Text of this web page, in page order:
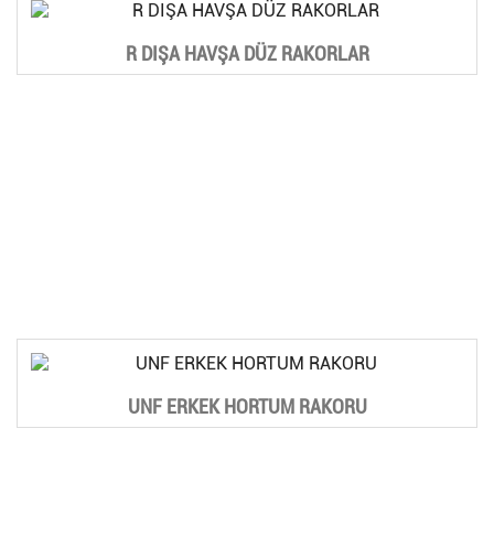
R DIŞA HAVŞA DÜZ RAKORLAR
UNF ERKEK HORTUM RAKORU